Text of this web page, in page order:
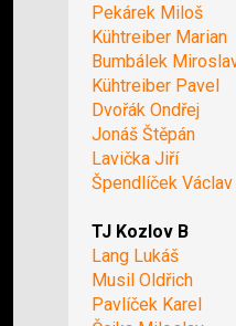
Pekárek Miloš
Kühtreiber Marian
Bumbálek
Kühtreiber Pavel
Dvořák Ondřej
Jonáš Štěpán
Lavička Jiří
Špendlíček Václav
TJ Kozlov B
Lang Lukáš
Musil Oldřich
Pavlíček Karel